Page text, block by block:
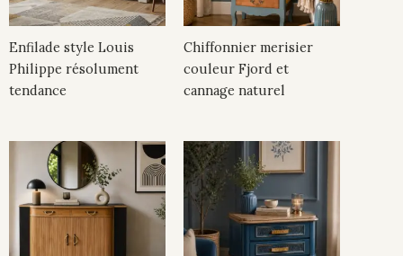
Enfilade style Louis
Philippe résolument
tendance
Chiffonnier merisier
couleur Fjord et
cannage naturel